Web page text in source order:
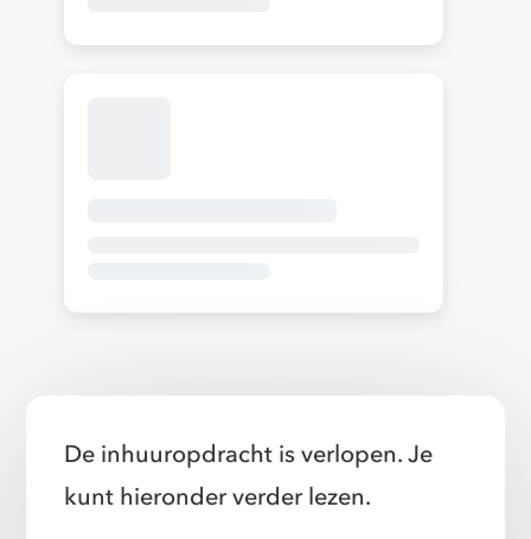
De inhuuropdracht is verlopen. Je
kunt hieronder verder lezen.